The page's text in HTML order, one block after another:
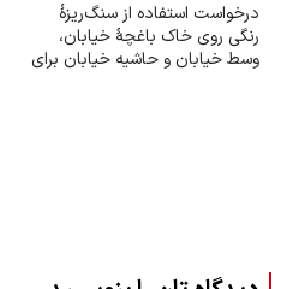
درخواست استفاده از سنگ‌ریزهٔ
رنگی روی خاک باغچهٔ خیابان،
وسط خیابان و حاشیه خیابان برای